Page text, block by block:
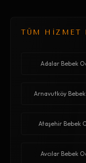
TÜM HİZMET
Adalar Bebek
Arnavutköy
Ataşehir Bebek
Avcılar Bebek